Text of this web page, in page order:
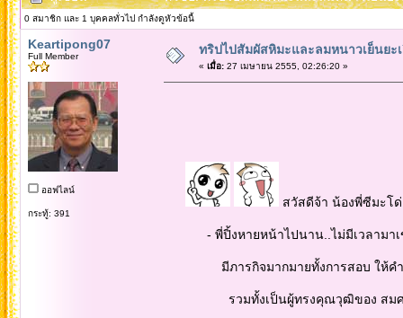
0 สมาชิก และ 1 บุคคลทั่วไป กำลังดูหัวข้อนี้
Keartipong07
Full Member
ออฟไลน์
กระทู้: 391
ทริปไปสัมผัสหิมะและลมหนาวเย็นยะ
« เมื่อ:27 เมษายน 2555, 02:26:20 »
สวัสดีจ้า น้องพี่ซีมะโ
- พี่ปิ้งหายหน้าไปนาน..ไม่มีเวลามาเข้
มีภารกิจมากมายทั้งการสอบ ให้คำปรึ
รวมทั้งเป็นผู้ทรงคุณวุฒิของ สมศ.(สำนั